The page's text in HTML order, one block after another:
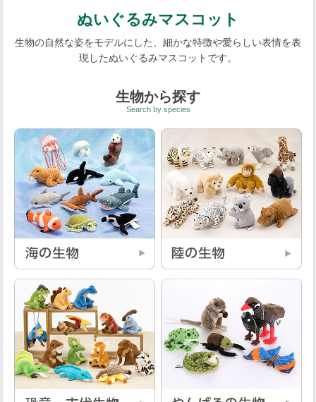
ぬいぐるみマスコット
生物の自然な姿をモデルにした、細かな特徴や愛らしい表情を表
現したぬいぐるみマスコットです。
生物から探す
Search by species